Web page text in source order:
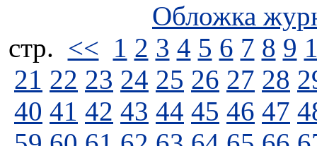
Обложка
стp. << 1 2 3 4 5 6 7 8 9
21 22 23 24 25 26 27 28
40 41 42 43 44 45 46 47